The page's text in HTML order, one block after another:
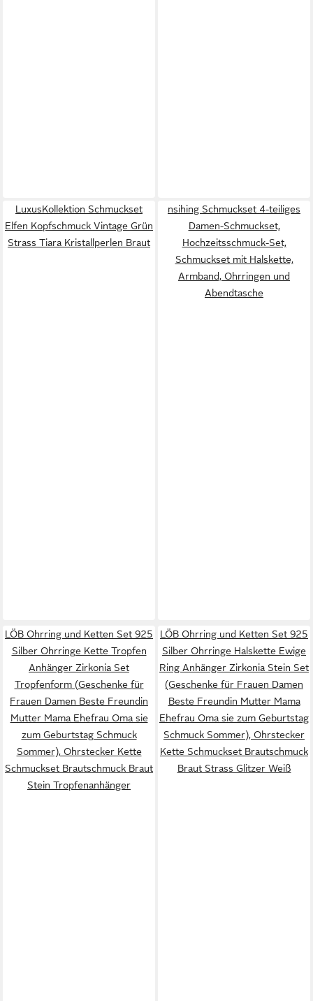
LuxusKollektion Schmuckset
Elfen Kopfschmuck Vintage Grün
Strass Tiara Kristallperlen Braut
nsihing Schmuckset 4-teiliges
Damen-Schmuckset,
Hochzeitsschmuck-Set,
Schmuckset mit Halskette,
Armband, Ohrringen und
Abendtasche
LÖB Ohrring und Ketten Set 925
Silber Ohrringe Kette Tropfen
Anhänger Zirkonia Set
Tropfenform (Geschenke für
Frauen Damen Beste Freundin
Mutter Mama Ehefrau Oma sie
zum Geburtstag Schmuck
Sommer), Ohrstecker Kette
Schmuckset Brautschmuck Braut
Stein Tropfenanhänger
LÖB Ohrring und Ketten Set 925
Silber Ohrringe Halskette Ewige
Ring Anhänger Zirkonia Stein Set
(Geschenke für Frauen Damen
Beste Freundin Mutter Mama
Ehefrau Oma sie zum Geburtstag
Schmuck Sommer), Ohrstecker
Kette Schmuckset Brautschmuck
Braut Strass Glitzer Weiß